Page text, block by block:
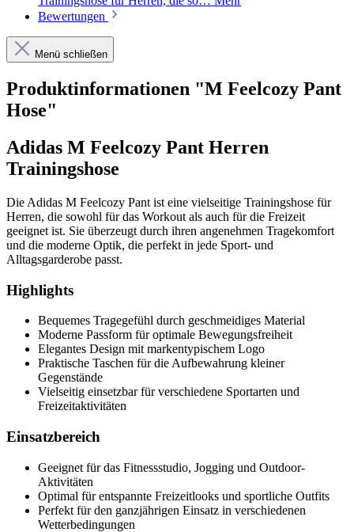
Bewertungen
Menü schließen
Produktinformationen "M Feelcozy Pant
Hose"
Adidas M Feelcozy Pant Herren
Trainingshose
Die Adidas M Feelcozy Pant ist eine vielseitige Trainingshose für
Herren, die sowohl für das Workout als auch für die Freizeit
geeignet ist. Sie überzeugt durch ihren angenehmen Tragekomfort
und die moderne Optik, die perfekt in jede Sport- und
Alltagsgarderobe passt.
Highlights
Bequemes Tragegefühl durch geschmeidiges Material
Moderne Passform für optimale Bewegungsfreiheit
Elegantes Design mit markentypischem Logo
Praktische Taschen für die Aufbewahrung kleiner
Gegenstände
Vielseitig einsetzbar für verschiedene Sportarten und
Freizeitaktivitäten
Einsatzbereich
Geeignet für das Fitnessstudio, Jogging und Outdoor-
Aktivitäten
Optimal für entspannte Freizeitlooks und sportliche Outfits
Perfekt für den ganzjährigen Einsatz in verschiedenen
Wetterbedingungen